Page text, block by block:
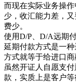
而现在实际业务操
少，收汇能力差，
费少。
使用D/P、D/A远期
延期付款方式是一
方式就等于给进口商
虽然开证人自愿支
款，实质上是客户